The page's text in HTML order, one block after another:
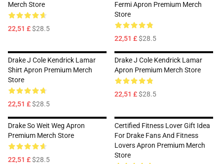
Merch Store
22,51 £$28.5
Fermi Apron Premium Merch
Store
22,51 £$28.5
Drake J Cole Kendrick Lamar
Shirt Apron Premium Merch
Store
22,51 £$28.5
Drake J Cole Kendrick Lamar
Apron Premium Merch Store
22,51 £$28.5
Drake So Weit Weg Apron
Premium Merch Store
22,51 £$28.5
Certified Fitness Lover Gift Idea
For Drake Fans And Fitness
Lovers Apron Premium Merch
Store